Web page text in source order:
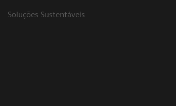
Soluções Sustentáveis